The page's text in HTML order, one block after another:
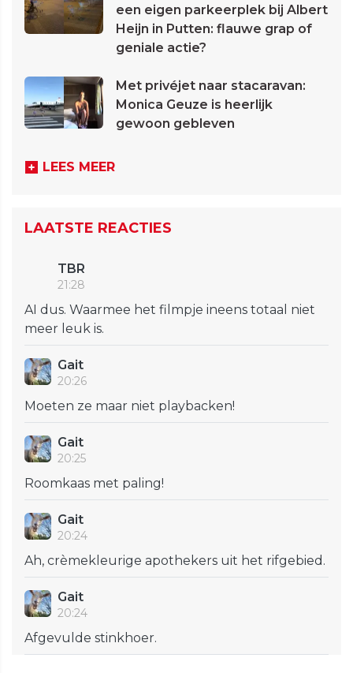
een eigen parkeerplek bij Albert
Heijn in Putten: flauwe grap of
geniale actie?
Met privéjet naar stacaravan:
Monica Geuze is heerlijk
gewoon gebleven
LEES MEER
LAATSTE REACTIES
TBR
21:28
AI dus. Waarmee het filmpje ineens totaal niet
meer leuk is.
Gait
20:26
Moeten ze maar niet playbacken!
Gait
20:25
Roomkaas met paling!
Gait
20:24
Ah, crèmekleurige apothekers uit het rifgebied.
Gait
20:24
Afgevulde stinkhoer.